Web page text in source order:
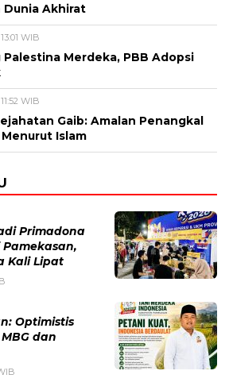
Dunia Akhirat
WIB
Palestina Merdeka, PBB Adopsi
WIB
Gaib: Amalan Penangkal
Islam
Primadona
Kali Lipat
Optimistis
dan